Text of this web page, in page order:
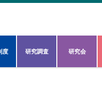
度 研究調査 研究会